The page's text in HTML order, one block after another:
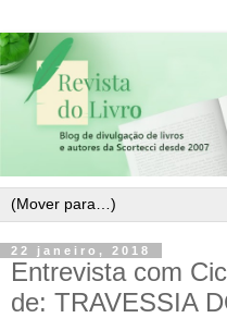
22 janeiro, 2018
Entrevista com
de: TRAVESSIA